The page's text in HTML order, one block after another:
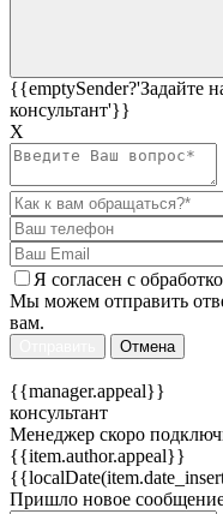
{{emptySender?'Задайте
консультант'}}
Х
Я согласен c
Мы можем отправить
вам.
Отмена
{{manager.appeal}}
консультант
Менеджер скоро
{{item.author.appeal}}
Пришло новое